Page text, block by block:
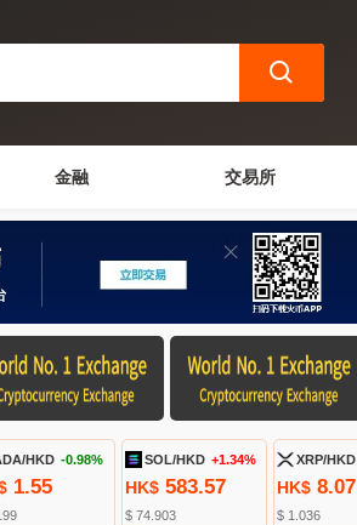
金融 交易所
HKD -0.98%
1.55
SOL/HKD +1.34%
HK$ 583.57
$ 74.903
XRP/HKD
HK$ 8.07
$ 1.036